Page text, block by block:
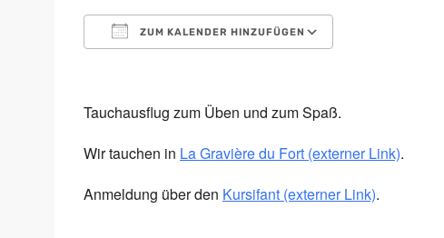
ZUM KALENDER HINZUFÜGEN
Tauchausflug zum Üben und zum Spaß.
Wir tauchen in La Gravière du Fort (externer Link).
Anmeldung über den Kursifant (externer Link).